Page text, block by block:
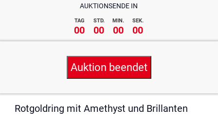
AUKTIONSENDE IN
TAG STD. MIN. SEK.
00 00 00 00
Auktion beendet
Rotgoldring mit Amethyst und Brillanten